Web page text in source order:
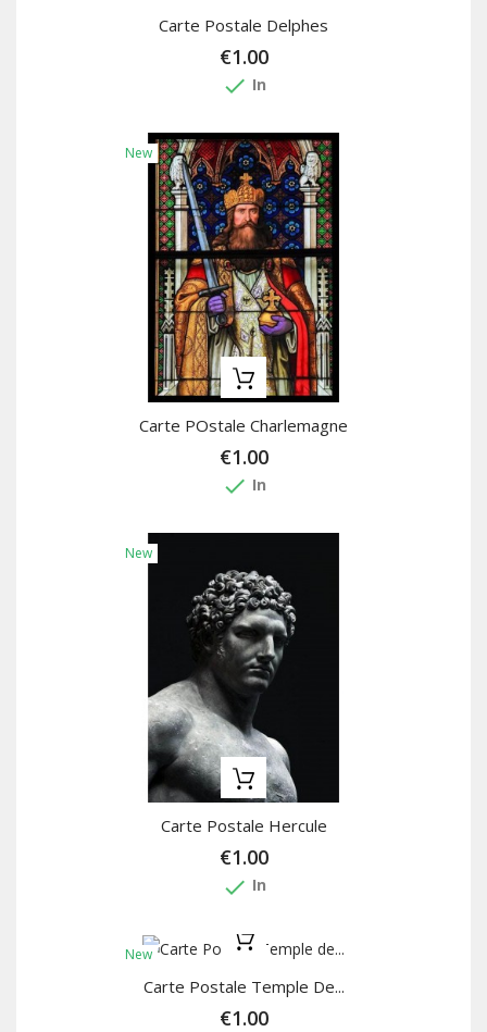
Carte Postale Delphes
€1.00
done In
New
Carte POstale Charlemagne
€1.00
done In
New
Carte Postale Hercule
€1.00
done In
New
Carte Postale Temple De...
€1.00